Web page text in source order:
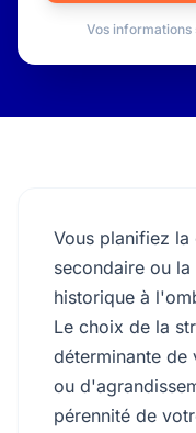
Vos informations
Vous planifiez
secondaire ou
historique à
Le choix de la
déterminante
ou
pérennité de